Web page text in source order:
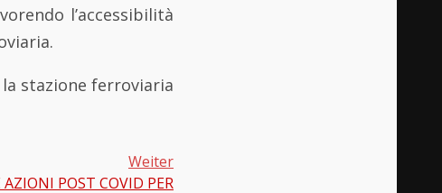
l’accessibilità
stazione ferroviaria
Weiter
POST COVID PER